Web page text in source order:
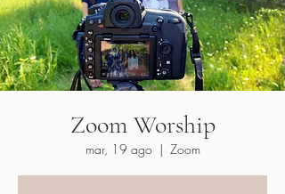
Zoom Worship
mar, 19 ago
  |
Zoom